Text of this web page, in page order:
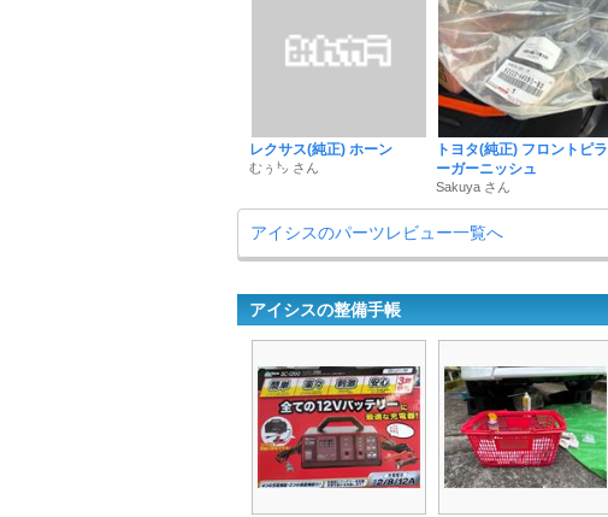
レクサス(純正) ホーン
むぅ㌧ さん
トヨタ(純正) フロントピラ
ーガーニッシュ
Sakuya さん
アイシスのパーツレビュー一覧へ
アイシスの整備手帳